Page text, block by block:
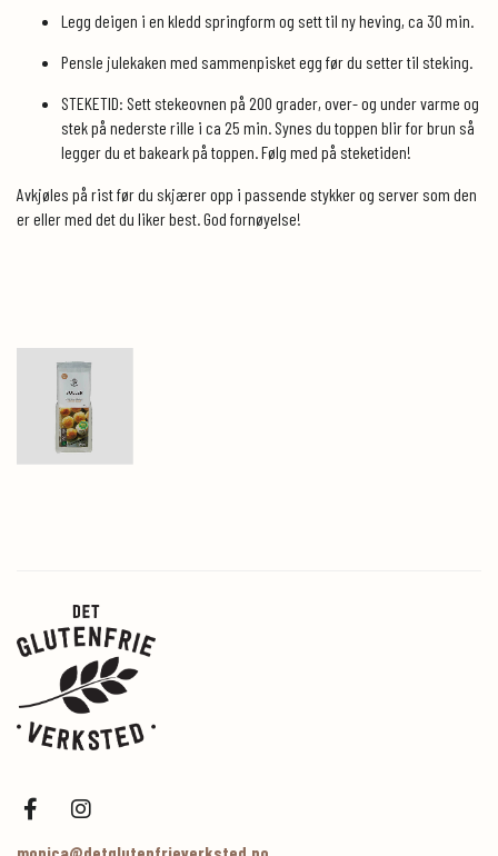
Legg deigen i en kledd springform og sett til ny heving, ca 30 min.
Pensle julekaken med sammenpisket egg før du setter til steking.
STEKETID: Sett stekeovnen på 200 grader, over- og under varme og
stek på nederste rille i ca 25 min. Synes du toppen blir for brun så
legger du et bakeark på toppen. Følg med på steketiden!
Avkjøles på rist før du skjærer opp i passende stykker og server som den
er eller med det du liker best. God fornøyelse!